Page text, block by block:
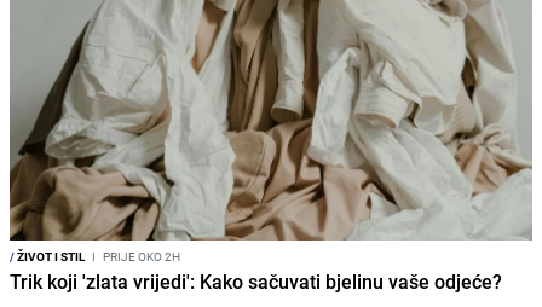
/ŽIVOT I STIL I PRIJE OKO 2H
Trik koji 'zlata vrijedi': Kako sačuvati bjelinu vaše odjeće?